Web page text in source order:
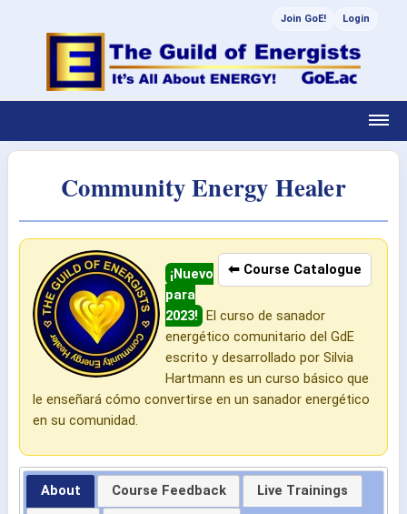
Join GoE! Login
Community Energy Healer
⬅ Course Catalogue
¡Nuevo
para
2023! El curso de sanador
energético comunitario del GdE
escrito y desarrollado por Silvia
Hartmann es un curso básico que
le enseñará cómo convertirse en un sanador energético
en su comunidad.
About Course Feedback
Live Trainings